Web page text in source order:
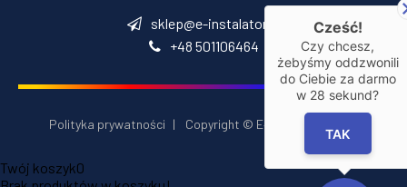
sklep@e-instalator.pl
+48 501106464
Polityka prywatności | Copyright © E‑Installator 2026
Twój koszyk0
Cześć!
Czy chcesz,
żebyśmy oddzwonili
do Ciebie za darmo
w 28 sekund?
TAK